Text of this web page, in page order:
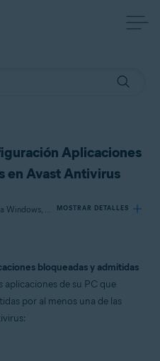
Aplicaciones
en Avast Antivirus
Se aplica a Avast Premium Security para Windows, Avast Free Antivirus para Windows MOSTRAR DETALLES
bloqueadas y admitidas
de su PC que
por al menos una de las